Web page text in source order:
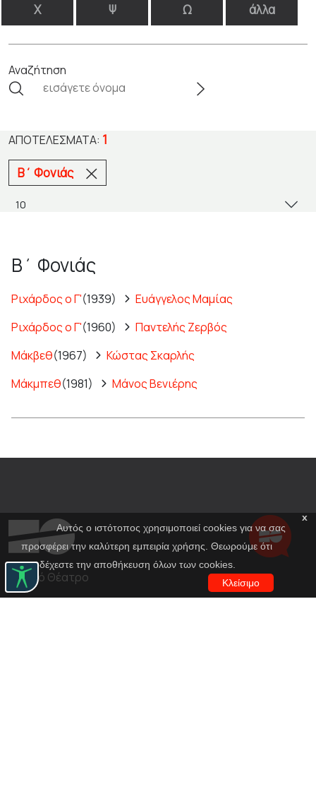
Χ Ψ Ω άλλα
Αναζήτηση
ΑΠΟΤΕΛΈΣΜΑΤΑ: 1
Β΄ Φονιάς
Β΄ Φονιάς
Ριχάρδος ο Γ'(1939)
Ευάγγελος Μαμίας
Ριχάρδος ο Γ'(1960)
Παντελής Ζερβός
Μάκβεθ(1967)
Κώστας Σκαρλής
Μάκμπεθ(1981) Μάνος Βενιέρης
x
Αυτός ο ιστότοπος χρησιμοποιεί cookies για να σας
προσφέρει την καλύτερη εμπειρία χρήσης. Θεωρούμε ότι
αποδέχεστε την αποθήκευση όλων των cookies.
Κλείσιμο
Εθνικό Θέατρο